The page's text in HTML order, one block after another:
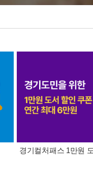
경기컬처패스 1만원